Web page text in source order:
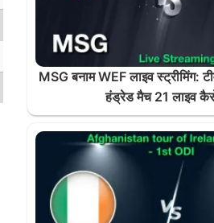
MSG बनाम WEF लाइव स्ट्रीमिंग:
हंड्रेड मैच 21 लाइव